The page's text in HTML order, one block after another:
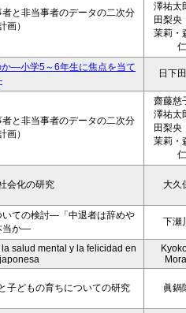
と非当事者のデータの二次分
画）
澤祐太
田梨央
茉莉・
仁
―小学5～6年生に焦点を当て
日下
と非当事者のデータの二次分
画）
齋藤慈
澤祐太
田梨央
茉莉・
仁
会化の研究 大久
ての検討―「中退者は辞めや
当か―
下瀬
salud mental y la felicidad en
子どもの育ちについての研究 眞鍋